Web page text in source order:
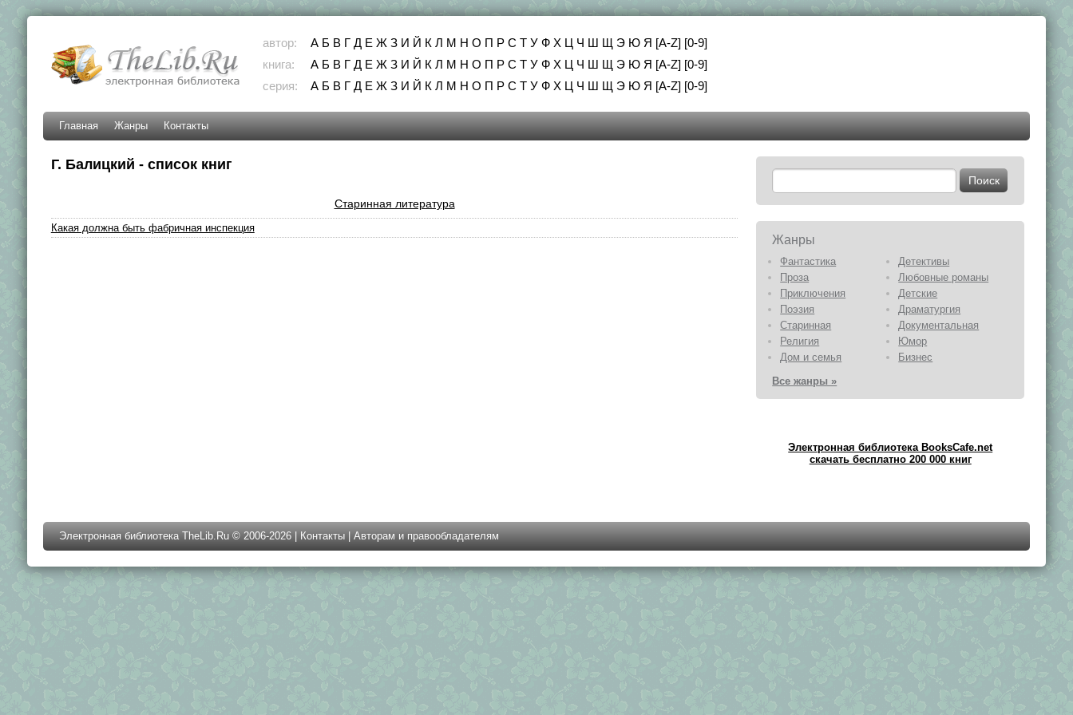
автор: А Б В Г Д Е Ж З И Й К Л М Н О П Р С Т У Ф Х Ц Ч Ш Щ Э Ю Я [A-Z] [0-9]
книга:
А Б В Г Д Е Ж З И Й К Л М Н О П Р С Т У Ф Х Ц Ч Ш Щ Э Ю Я [A-Z] [0-9]
серия:
А Б В Г Д Е Ж З И Й К Л М Н О П Р С Т У Ф Х Ц Ч Ш Щ Э Ю Я [A-Z] [0-9]
Главная Жанры Контакты
Г. Балицкий - список книг
Старинная литература
Какая должна быть фабричная инспекция
Жанры
Фантастика
Детективы
Проза
Любовные романы
Приключения
Детские
Поэзия
Драматургия
Старинная
Документальная
Религия
Юмор
Дом и семья
Бизнес
Все жанры »
Электронная библиотека BooksCafe.net
скачать бесплатно 200 000 книг
Электронная библиотека TheLib.Ru © 2006-2026 | Контакты| Авторам и правообладателям